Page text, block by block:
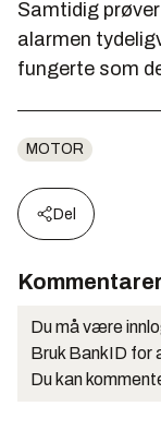
Samtidig
alarmen
fungerte som
MOTOR
Del
Kommentarer
Du må være
Bruk BankID for
Du kan